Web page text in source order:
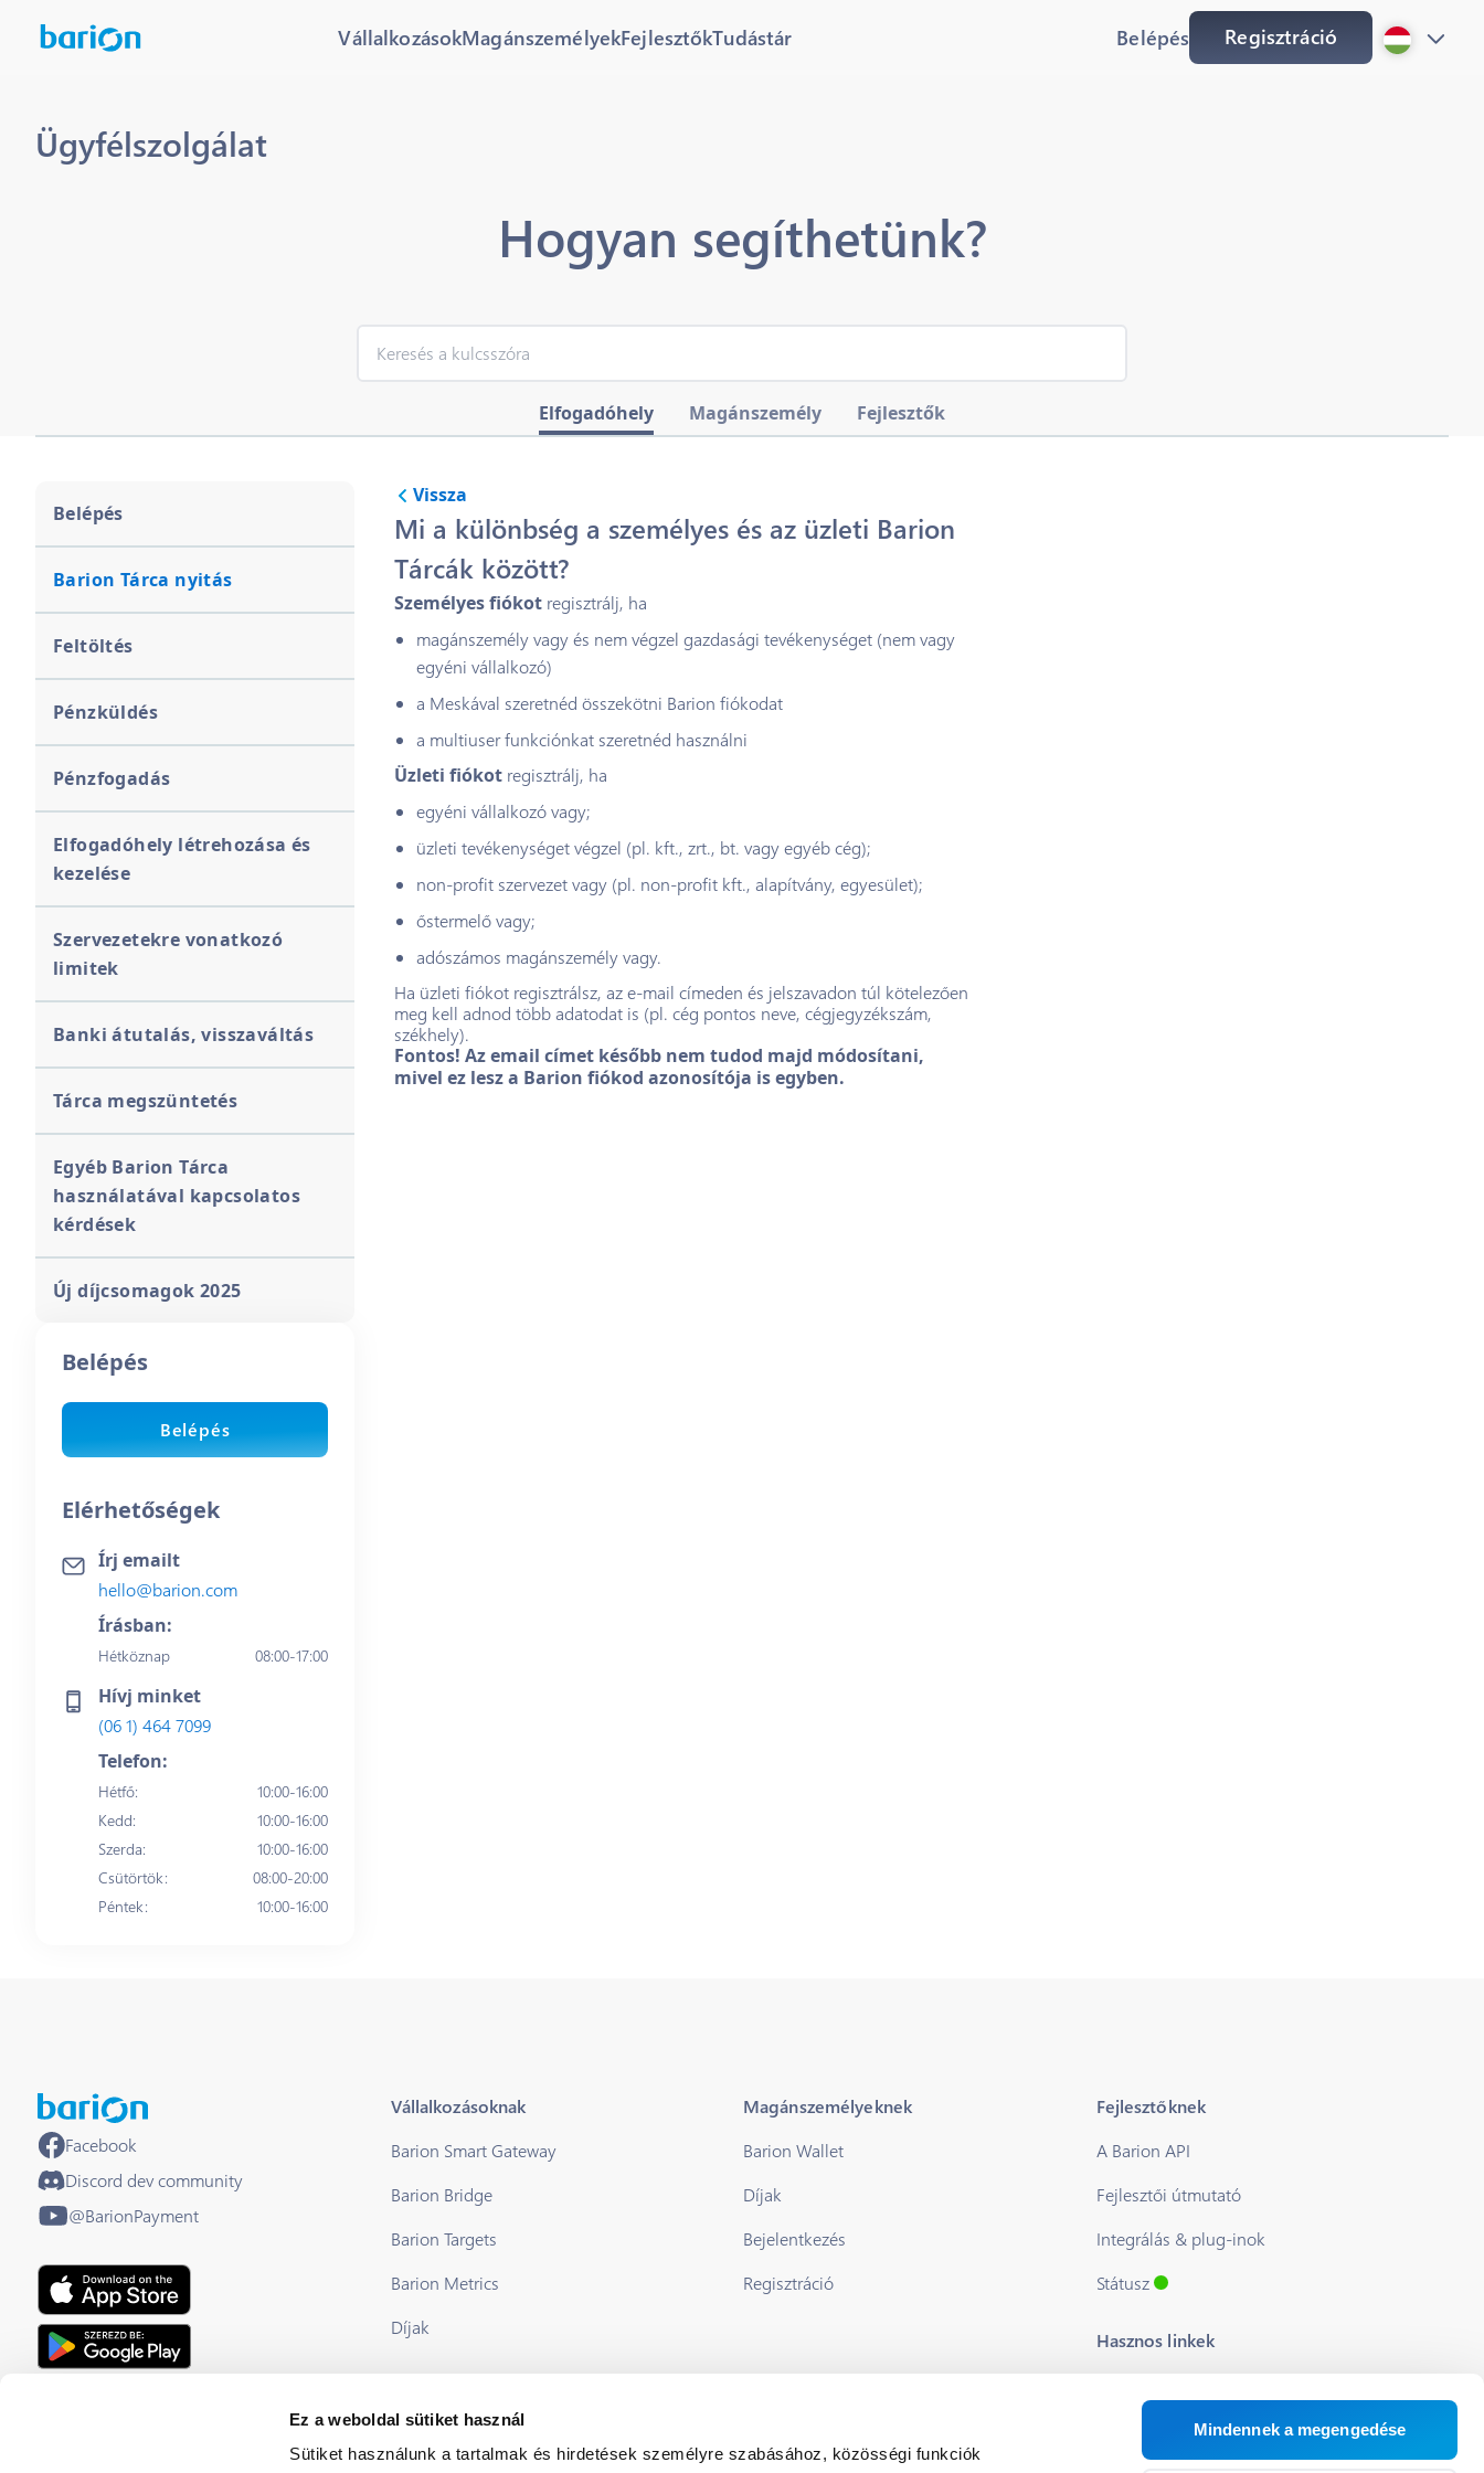
Ez a weboldal sütiket használ
Sütiket használunk a tartalmak és hirdetések személyre szabásához, közösségi funkciók
Mindennek a megengedése
VállalkozásokMagánszemélyekFejlesztőkTudástár Belépés Regisztráció
Ügyfélszolgálat
Hogyan segíthetünk?
Elfogadóhely Magánszemély Fejlesztők
Belépés
Barion Tárca nyitás
Feltöltés
Pénzküldés
Pénzfogadás
Elfogadóhely létrehozása és
kezelése
Szervezetekre vonatkozó
limitek
Banki átutalás, visszaváltás
Tárca megszüntetés
Egyéb Barion Tárca
használatával kapcsolatos
kérdések
Új díjcsomagok 2025
Belépés
Belépés
Elérhetőségek
Írj emailt
hello@barion.com
Írásban:
Hétköznap 08:00-17:00
Hívj minket
(06 1) 464 7099
Telefon:
Hétfő:
10:00-16:00
Kedd:
10:00-16:00
Szerda:
10:00-16:00
Csütörtök:
08:00-20:00
Péntek: 10:00-16:00
Vissza
Mi a különbség a személyes és az üzleti Barion
Tárcák között?
Személyes fiókot regisztrálj, ha
magánszemély vagy és nem végzel gazdasági tevékenységet (nem vagy
egyéni vállalkozó)
a Meskával szeretnéd összekötni Barion fiókodat
a multiuser funkciónkat szeretnéd használni
Üzleti fiókot regisztrálj, ha
egyéni vállalkozó vagy;
üzleti tevékenységet végzel (pl. kft., zrt., bt. vagy egyéb cég);
non-profit szervezet vagy (pl. non-profit kft., alapítvány, egyesület);
őstermelő vagy;
adószámos magánszemély vagy.
Ha üzleti fiókot regisztrálsz, az e-mail címeden és jelszavadon túl kötelezően
meg kell adnod több adatodat is (pl. cég pontos neve, cégjegyzékszám,
székhely).
Fontos! Az email címet később nem tudod majd módosítani,
mivel ez lesz a Barion fiókod azonosítója is egyben.
Facebook
Discord dev community
@BarionPayment
EU Licensed & Regulated Financial
Vállalkozásoknak
Barion Smart Gateway
Barion Bridge
Barion Targets
Barion Metrics
Díjak
Magánszemélyeknek
Barion Wallet
Díjak
Bejelentkezés
Regisztráció
Fejlesztőknek
A Barion API
Fejlesztői útmutató
Integrálás & plug-inok
Státusz
Hasznos linkek